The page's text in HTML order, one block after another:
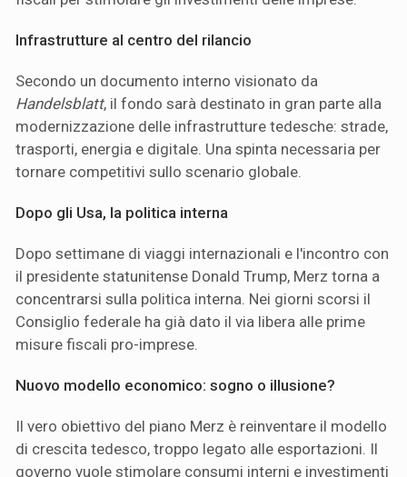
Infrastrutture al centro del rilancio
Secondo un documento interno visionato da
Handelsblatt, il fondo sarà destinato in gran parte alla
modernizzazione delle infrastrutture tedesche: strade,
trasporti, energia e digitale. Una spinta necessaria per
tornare competitivi sullo scenario globale.
Dopo gli Usa, la politica interna
Dopo settimane di viaggi internazionali e l'incontro con
il presidente statunitense Donald Trump, Merz torna a
concentrarsi sulla politica interna. Nei giorni scorsi il
Consiglio federale ha già dato il via libera alle prime
misure fiscali pro-imprese.
Nuovo modello economico: sogno o illusione?
Il vero obiettivo del piano Merz è reinventare il modello
di crescita tedesco, troppo legato alle esportazioni. Il
governo vuole stimolare consumi interni e investimenti